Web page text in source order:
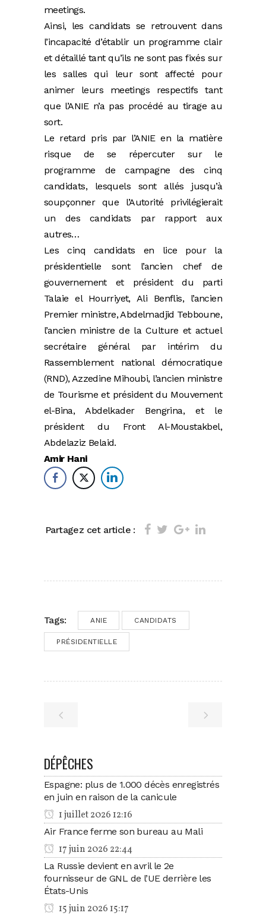
meetings.
Ainsi, les candidats se retrouvent dans
l’incapacité d’établir un programme clair
et détaillé tant qu’ils ne sont pas fixés sur
les salles qui leur sont affecté pour
animer leurs meetings respectifs tant
que l’ANIE n’a pas procédé au tirage au
sort.
Le retard pris par l’ANIE en la matière
risque de se répercuter sur le
programme de campagne des cinq
candidats, lesquels sont allés jusqu’à
soupçonner que l’Autorité privilégierait
un des candidats par rapport aux
autres…
Les cinq candidats en lice pour la
présidentielle sont l’ancien chef de
gouvernement et président du parti
Talaie el Hourriyet, Ali Benflis, l’ancien
Premier ministre, Abdelmadjid Tebboune,
l’ancien ministre de la Culture et actuel
secrétaire général par intérim du
Rassemblement national démocratique
(RND), Azzedine Mihoubi, l’ancien ministre
de Tourisme et président du Mouvement
el-Bina, Abdelkader Bengrina, et le
président du Front Al-Moustakbel,
Abdelaziz Belaid.
Amir Hani
Partagez cet article :
Tags: ANIE CANDIDATS
PRÉSIDENTIELLE
DÉPÊCHES
Espagne: plus de 1.000 décès enregistrés
en juin en raison de la canicule
1 juillet 2026 12:16
Air France ferme son bureau au Mali
17 juin 2026 22:44
La Russie devient en avril le 2e
fournisseur de GNL de l’UE derrière les
États-Unis
15 juin 2026 15:17